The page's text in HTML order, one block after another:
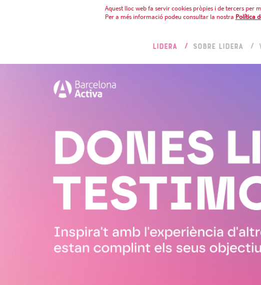
Aquest lloc web fa servir cookies pròpies i de tercers per
Per a més informació podeu consultar la nostra Política
LIDERA SOBRE LIDERA